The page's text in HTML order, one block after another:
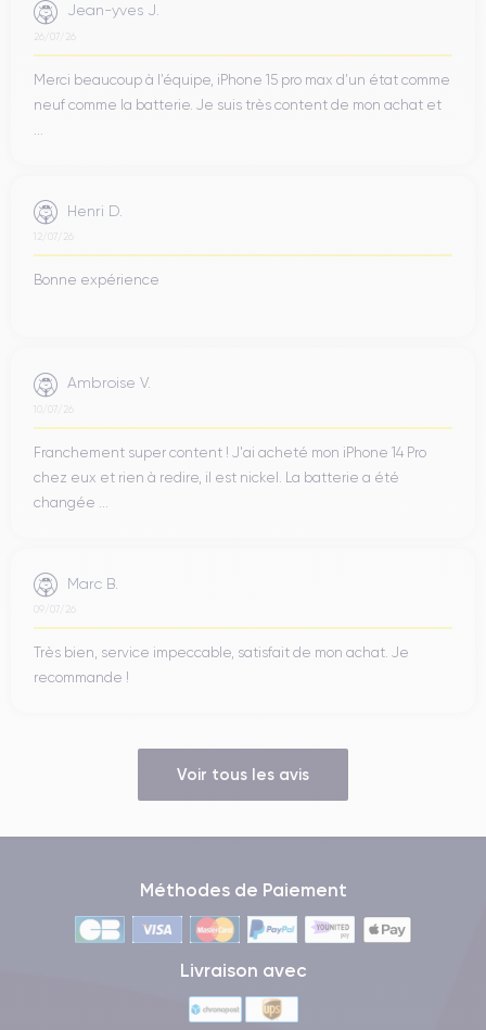
Jean-yves J.
26/07/26
Merci beaucoup à l’équipe, iPhone 15 pro max d’un état comme
neuf comme la batterie. Je suis très content de mon achat et
Henri D.
12/07/26
Bonne expérience
Ambroise V.
10/07/26
Franchement super content ! J'ai acheté mon iPhone 14 Pro
chez eux et rien à redire, il est nickel. La batterie a été
changée ...
Marc B.
09/07/26
Très bien, service impeccable, satisfait de mon achat. Je
recommande !
Voir tous les avis
Méthodes de Paiement
Livraison avec